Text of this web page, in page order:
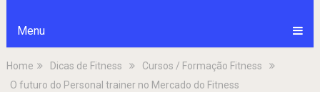
Menu
Home Dicas de Fitness
Cursos / Formação Fitness
O futuro do Personal trainer no Mercado do Fitness